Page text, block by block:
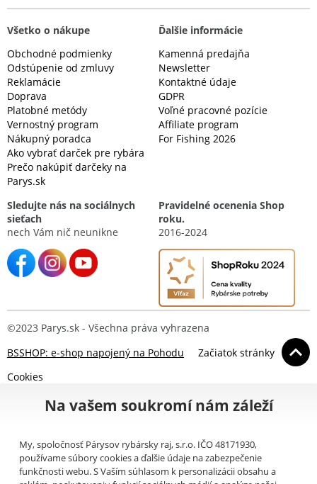
Všetko o nákupe
Obchodné podmienky
Odstúpenie od zmluvy
Reklamácie
Doprava
Platobné metódy
Vernostný program
Nákupný poradca
Ako vybrať darček pre rybára
Prečo nakúpiť darčeky na
Parys.sk
Ďalšie informácie
Kamenná predajňa
Newsletter
Kontaktné údaje
GDPR
Voľné pracovné pozície
Affiliate program
For Fishing 2026
Sledujte nás na sociálnych
sieťach
nech Vám nič neunikne
Pravidelné ocenenia Shop
roku.
2016-2024
©2023 Parys.sk - Všechna práva vyhrazena
BSSHOP: e-shop napojený na Pohodu
Začiatok stránky
Cookies
Na vašem soukromí nám záleží
My, spoločnosť Párysov rybársky raj, s.r.o. IČO 48171930,
používame súbory cookies a ďalšie údaje na zabezpečenie
funkčnosti webu. S Vaším súhlasom k personalizácii obsahu a